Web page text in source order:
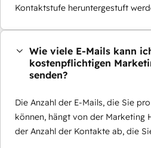
Kontaktstufe heruntergestuft
Wie viele E-Mails kann
kostenpflichtigen
senden?
Die Anzahl der E-Mails, die Sie
können, hängt von der Marketing
der Anzahl der Kontakte ab, die